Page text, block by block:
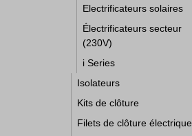
Electrificateurs solaires
Électrificateurs secteur
(230V)
i Series
Isolateurs
Kits de clôture
Filets de clôture électrique